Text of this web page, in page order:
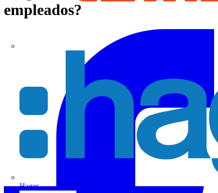
Hager
empleados?